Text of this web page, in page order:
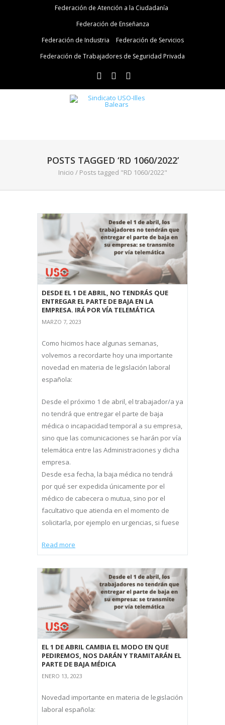
Federación de Atención a la Ciudadanía
Federación de Enseñanza
Federación de Industria
Federación de Servicios
Federación de Trabajadores de Seguridad Privada
POSTS TAGGED ‘RD 1060/2022’
Inicio / Posts tagged "RD 1060/2022"
DESDE EL 1 DE ABRIL, NO TENDRÁS QUE
ENTREGAR EL PARTE DE BAJA EN LA
EMPRESA. IRÁ POR VÍA TELEMÁTICA
MARZO 7, 2023
Como hicimos hace algunas semanas,
volvemos a recordarte hoy una importante
novedad en materia de legislación laboral
española:
Desde el próximo 1 de abril, el trabajador/a ya
no tendrá que entregar el parte de baja
médica o incapacidad temporal a su empresa,
sino que las comunicaciones se harán por vía
telemática entre las Administraciones y dicha
empresa.
Desde esa fecha, la baja médica no tendrá
por qué ser expedida únicamente por el
médico de cabecera o mutua, sino por el
facultativo que atienda en el momento de
solicitarla, por ejemplo en urgencias, si fuese
Read more
EL 1 DE ABRIL CAMBIA EL MODO EN QUE
PEDIREMOS, NOS DARÁN Y TRAMITARÁN EL
PARTE DE BAJA MÉDICA
ENERO 13, 2023
Novedad importante en materia de legislación
laboral española: